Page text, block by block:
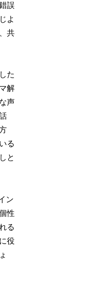
誤
よ
共
た
解
声
る
と
ン
性
る
役